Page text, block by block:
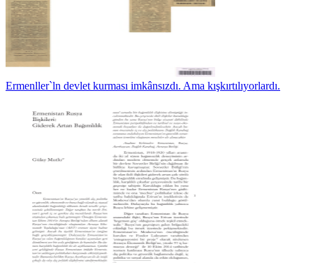
Ermenller`ln devlet kurması imkânsızdı. Ama kışkırtılıyorlardı.